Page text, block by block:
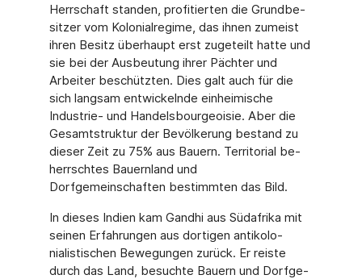
Herrschaft standen, profitierten die Grundbe­
sitzer vom Kolonialregime, das ihnen zumeist
ihren Besitz überhaupt erst zugeteilt hatte und
sie bei der Ausbeutung ihrer Pächter und
Arbeiter be­schützten. Dies galt auch für die
sich langsam entwickelnde einheimische
Industrie- und Handelsbourgeoisie. Aber die
Ge­samtstruktur der Bevölkerung bestand zu
dieser Zeit zu 75% aus Bauern. Territorial be­
herrschtes Bauernland und
Dorfgemeinschaften bestimmten das Bild.
In dieses Indien kam Gandhi aus Südafrika mit
seinen Erfahrungen aus dortigen antikolo­
nialistischen Bewegungen zurück. Er reiste
durch das Land, besuchte Bauern und Dorfge­